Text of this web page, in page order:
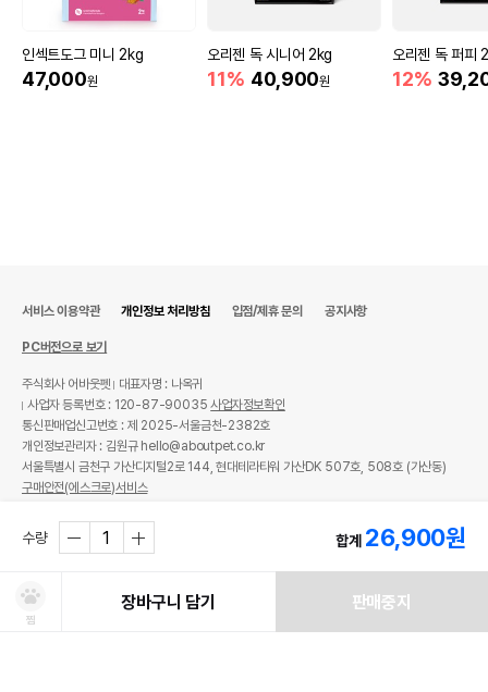
제조국 또는 원산지
제조자,수입품의 경우
수입자를 함께 표기
EcopetCH
인섹트도그 미니 2kg
47,000원
오리젠 독 시니어 2kg
11% 40,900원
오리젠 독 퍼피
12%
수량 합계 26,900원
찜
장바구니 담기 판매중지
서비스 이용약관 개인정보 처리방침 입점/제휴 문의 공지사항
PC버전으로 보기
주식회사 어바웃펫
대표자명 : 나옥귀
사업자 등록번호 : 120-87-90035사업자정보확인
통신판매업신고번호 : 제 2025-서울금천-2382호
개인정보관리자 : 김원규 hello@aboutpet.co.kr
서울특별시 금천구 가산디지털2로 144, 현대테라타워 가산DK 507호, 508호 (가산동)
구매안전(에스크로)서비스